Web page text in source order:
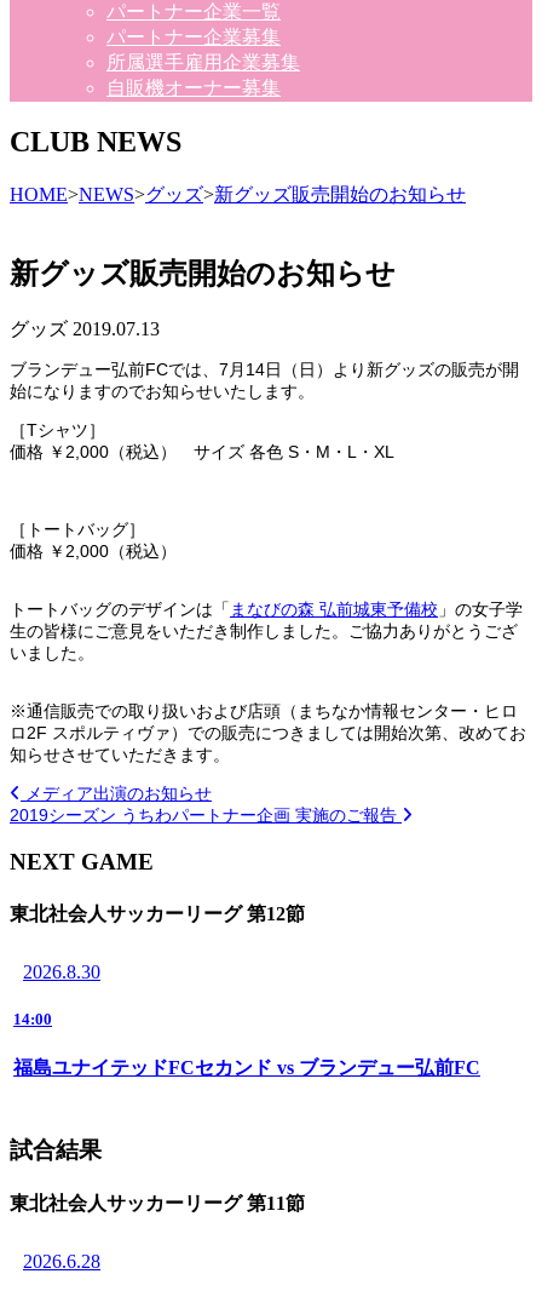
パートナー企業一覧
パートナー企業募集
所属選手雇用企業募集
自販機オーナー募集
CLUB NEWS
HOME>NEWS>グッズ>新グッズ販売開始のお知らせ
新グッズ販売開始のお知らせ
グッズ 2019.07.13
ブランデュー弘前FCでは、7月14日（日）より新グッズの販売が開
始になりますのでお知らせいたします。
［Tシャツ］
価格 ￥2,000（税込） サイズ 各色 S・M・L・XL
［トートバッグ］
価格 ￥2,000（税込）
トートバッグのデザインは「 まなびの森 弘前城東予備校 」の女子学
生の皆様にご意見をいただき制作しました。ご協力ありがとうござ
いました。
※通信販売での取り扱いおよび店頭（まちなか情報センター・ヒロ
ロ2F スポルティヴァ）での販売につきましては開始次第、改めてお
知らせさせていただきます。
メディア出演のお知らせ
2019シーズン うちわパートナー企画 実施のご報告
NEXT GAME
東北社会人サッカーリーグ 第12節
2026.8.30
14:00
福島ユナイテッドFCセカンド vs ブランデュー弘前FC
試合結果
東北社会人サッカーリーグ 第11節
2026.6.28